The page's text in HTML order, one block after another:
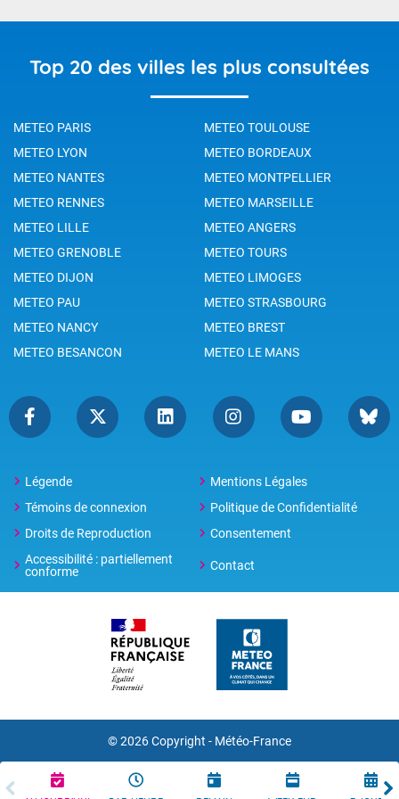
Top 20 des villes les plus consultées
METEO PARIS
METEO TOULOUSE
METEO LYON
METEO BORDEAUX
METEO NANTES
METEO MONTPELLIER
METEO RENNES
METEO MARSEILLE
METEO LILLE
METEO ANGERS
METEO GRENOBLE
METEO TOURS
METEO DIJON
METEO LIMOGES
METEO PAU
METEO STRASBOURG
METEO NANCY
METEO BREST
METEO BESANCON
METEO LE MANS
Légende
Mentions Légales
Témoins de connexion
Politique de Confidentialité
Droits de Reproduction
Consentement
Accessibilité : partiellement
conforme
Contact
© 2026 Copyright - Météo-France